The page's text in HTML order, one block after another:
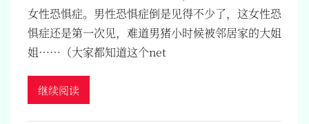
女性恐惧症。男性恐惧症倒是见得不少了，这女性恐
惧症还是第一次见，难道男猪小时候被邻居家的大姐
姐……（大家都知道这个net
继续阅读